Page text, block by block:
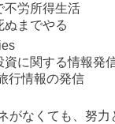
不労所得生活
ぬまでやる
資に関する情報発
行情報の発信
がなくても、努力